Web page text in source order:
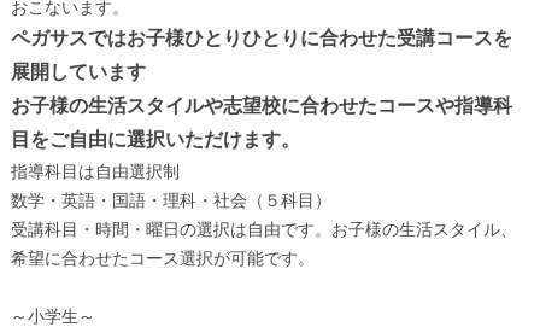
おこないます。
ペガサスではお子様ひとりひとりに合わせた受講コースを
展開しています
お子様の生活スタイルや志望校に合わせたコースや指導科
目をご自由に選択いただけます。
指導科目は自由選択制
数学・英語・国語・理科・社会（５科目）
受講科目・時間・曜日の選択は自由です。お子様の生活スタイル、
希望に合わせたコース選択が可能です。
～小学生～